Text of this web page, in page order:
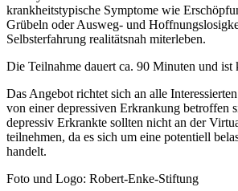
krankheitstypische Symptome wie
Grübeln oder Ausweg- und
Selbsterfahrung realitätsnah miterleben.
Die Teilnahme dauert ca. 90 Minuten und ist
Das Angebot richtet sich an alle
von einer depressiven Erkrankung betroffen
depressiv Erkrankte sollten nicht an der
teilnehmen, da es sich um eine potentiell
handelt.
Foto und Logo: Robert-Enke-Stiftung